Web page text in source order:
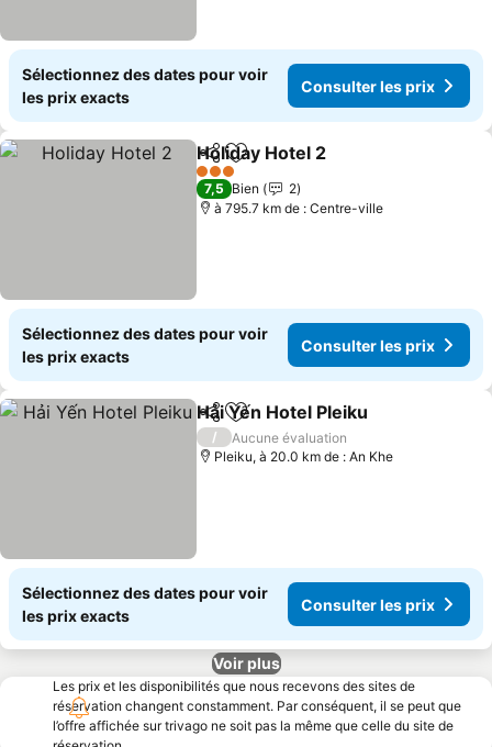
Sélectionnez des dates pour voir
les prix exacts
Consulter les prix
PartagerAjouter à mes favoris
Holiday Hotel 2
3 Étoiles
7,5 Bien
2
à 795.7 km de : Centre-ville
Sélectionnez des dates pour voir
les prix exacts
Consulter les prix
PartagerAjouter à mes favoris
Hải Yến Hotel Pleiku
/
Aucune évaluation
Pleiku, à 20.0 km de : An Khe
Sélectionnez des dates pour voir
les prix exacts
Consulter les prix
Voir plus
Les prix et les disponibilités que nous recevons des sites de
réservation changent constamment. Par conséquent, il se peut que
l’offre affichée sur trivago ne soit pas la même que celle du site de